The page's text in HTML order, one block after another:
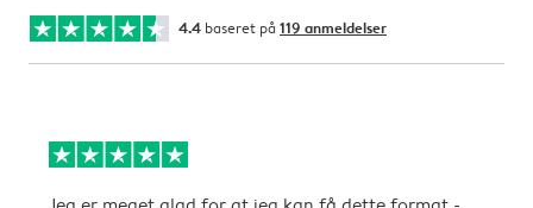
4.4 baseret på 119 anmeldelser